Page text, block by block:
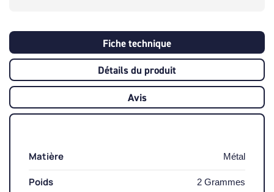
Fiche technique
Détails du produit
Avis
Matière Métal
Poids 2 Grammes